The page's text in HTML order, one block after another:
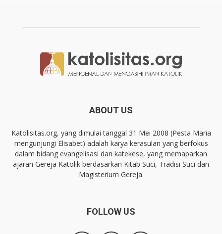
ABOUT US
Katolisitas.org, yang dimulai tanggal 31 Mei 2008 (Pesta Maria
mengunjungi Elisabet) adalah karya kerasulan yang berfokus
dalam bidang evangelisasi dan katekese, yang memaparkan
ajaran Gereja Katolik berdasarkan Kitab Suci, Tradisi Suci dan
Magisterium Gereja.
FOLLOW US